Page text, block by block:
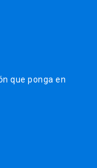
que ponga en